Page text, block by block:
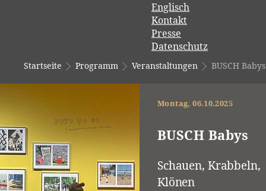
Englisch
Kontakt
Presse
Datenschutz
Startseite Programm Veranstaltungen BUSCH Babys
Montag, 06.10.2025
BUSCH Babys
Schauen, Krabbeln,
Klönen